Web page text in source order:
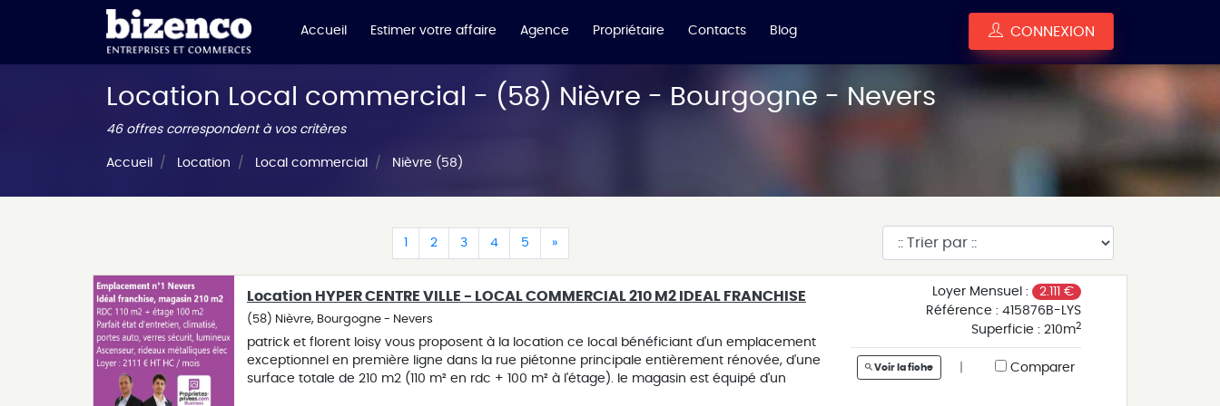
Accueil Estimer votre affaire Agence Propriétaire Contacts Blog CONNEXION
Location Local commercial - (58) Nièvre - Bourgogne - Nevers
46 offres correspondent à vos critères
Accueil Location Local commercial Nièvre (58)
1(current)
2(current)
3(current)
4(current)
5(current)
»(current)
Location HYPER CENTRE VILLE - LOCAL COMMERCIAL 210 M2 IDEAL FRANCHISE
(58) Nièvre, Bourgogne - Nevers
patrick et florent loisy vous proposent à la location ce local bénéficiant d'un emplacement
exceptionnel en première ligne dans la rue piétonne principale entièrement rénovée, d'une
surface totale de 210 m2 (110 m² en rdc + 100 m² à l'étage). le magasin est équipé d'un
Loyer Mensuel : 2.111 €
Référence :415876B-LYS
Superficie :210m2
Voir la fiche Comparer